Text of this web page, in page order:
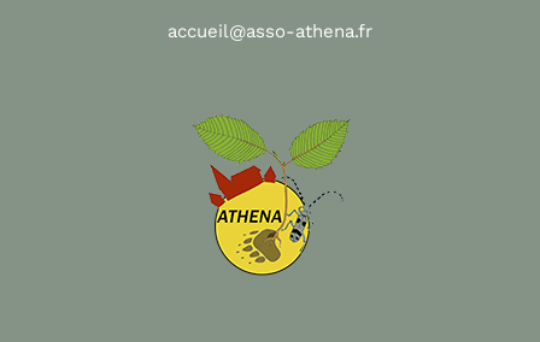
accueil@asso-athena.fr